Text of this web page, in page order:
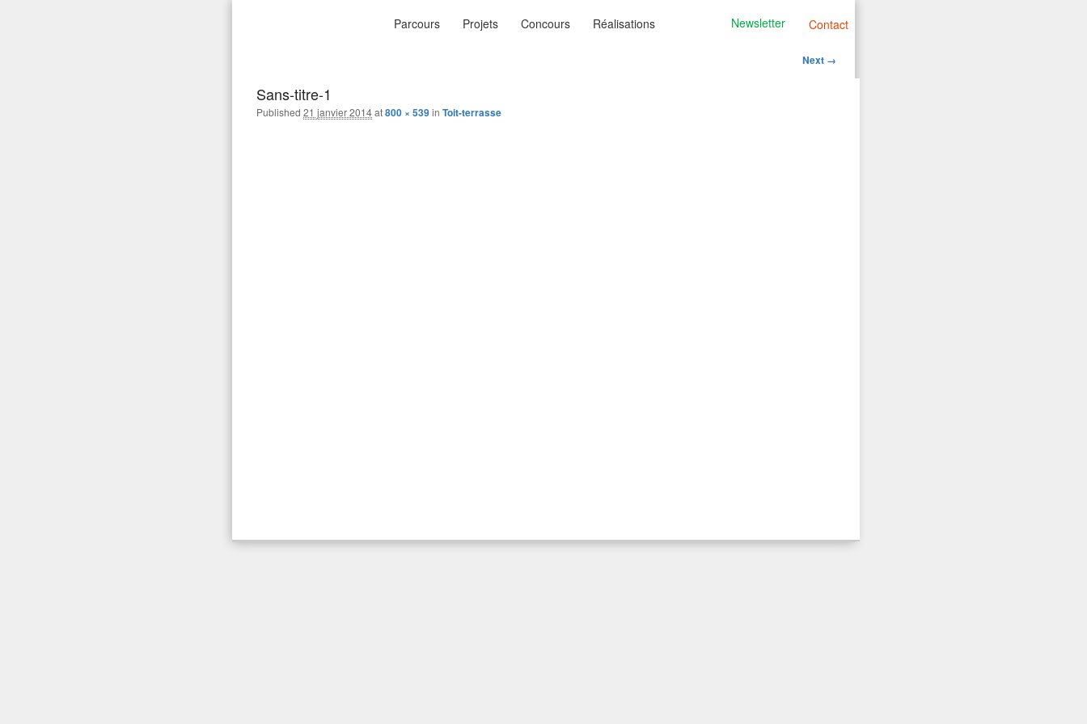
principal
Parcours Projets Concours Réalisations Newsletter Contact
Image
navigation
Next →
Sans-titre-1
Published 21 janvier 2014at800 × 539in Toit-terrasse